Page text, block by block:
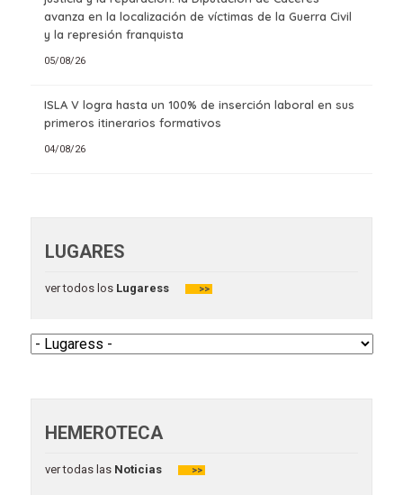
avanza en la localización de víctimas de la Guerra Civil
y la represión franquista
05/08/26
ISLA V logra hasta un 100% de inserción laboral en sus
primeros itinerarios formativos
04/08/26
LUGARES
ver todos losLugaress >>
HEMEROTECA
ver todas lasNoticias >>